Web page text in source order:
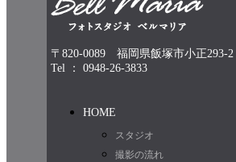
〒820-0089 福岡県飯塚市小正293-2
Tel ： 0948-26-3833
HOME
スタジオ
撮影の流れ